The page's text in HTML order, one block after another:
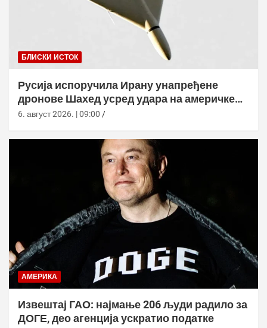
БЛИСКИ ИСТОК
Русија испоручила Ирану унапређене
дронове Шахед усред удара на америчке
базе
6. август 2026. | 09:00
АМЕРИКА
Извештај ГАО: најмање 206 људи радило за
ДОГЕ, део агенција ускратио податке